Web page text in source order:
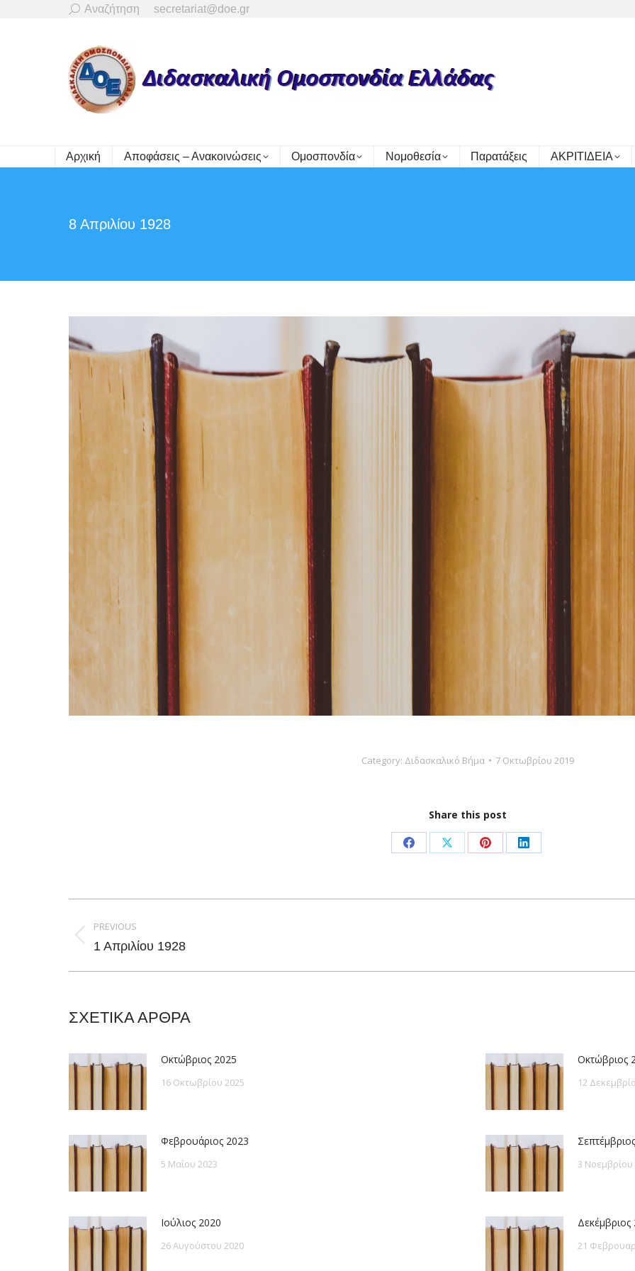
Search:
Αναζήτηση secretariat@doe.gr
Αρχική Αποφάσεις – Ανακοινώσεις Ομοσπονδία Νομοθεσία Παρατάξεις ΑΚΡΙΤΙΔΕΙΑ
8 Απριλίου 1928
Category: Διδασκαλικό Βήμα 7 Οκτωβρίου 2019
Share this post
Share
Facebook
Share
X
Share
Pinterest
Share
LinkedIn
navigation
PREVIOUS
Previous
1 Απριλίου 1928
ΣΧΕΤΙΚΑ ΑΡΘΡΑ
Οκτώβριος 2025
16 Οκτωβρίου 2025
Οκτώβριος
12
Φεβρουάριος 2023
5 Μαΐου 2023 3 Νοεμβρίου
Ιούλιος 2020
26 Αυγούστου 2020
Δεκέμβριος
21